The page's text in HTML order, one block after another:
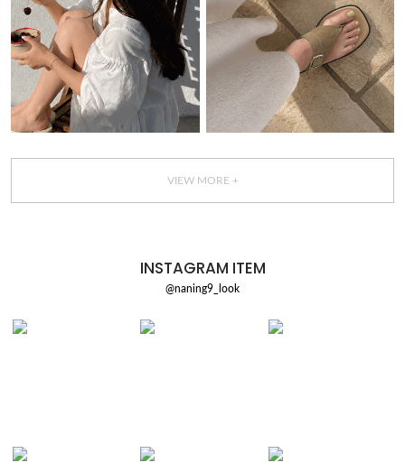
VIEW MORE +
INSTAGRAM ITEM
@naning9_look